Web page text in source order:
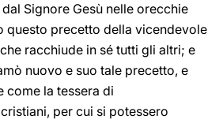
Signore Gesù nelle orecchie
questo precetto della vicendevole
racchiude in sé tutti gli altri; e
nuovo e suo tale precetto, e
come la tessera di
per cui si potessero